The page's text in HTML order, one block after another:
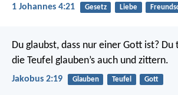
1 Johannes 4:21 Gesetz Liebe
Du glaubst, dass nur einer Gott ist?
die Teufel glauben’s auch und zittern.
Jakobus 2:19 Glauben Teufel Gott